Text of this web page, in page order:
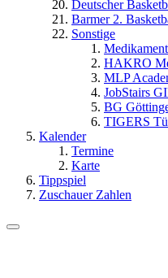
Deutscher
Barmer 2.
Sonstige
HAKRO
MLP
JobStairs
BG
TIGERS
Kalender
Termine
Karte
Tippspiel
Zuschauer Zahlen